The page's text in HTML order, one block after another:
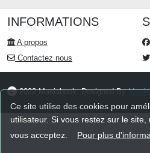
INFORMATIONS
A propos
Contactez nous
2022 Maniabook. Designed By
Ce site utilise des cookies pour
utilisateur. Si vous restez sur le
vous acceptez. Pour plus